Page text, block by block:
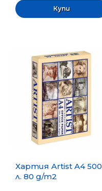
Хартия Artist A4 500
л. 80 g/m2